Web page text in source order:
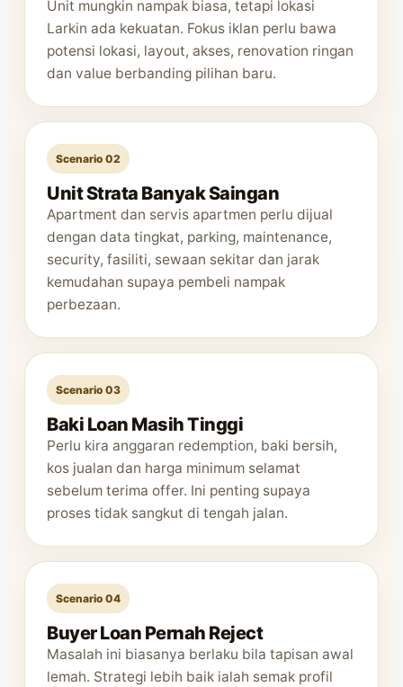
Unit mungkin nampak biasa, tetapi lokasi
Larkin ada kekuatan. Fokus iklan perlu bawa
potensi lokasi, layout, akses, renovation ringan
dan value berbanding pilihan baru.
Scenario 02
Unit Strata Banyak Saingan
Apartment dan servis apartmen perlu dijual
dengan data tingkat, parking, maintenance,
security, fasiliti, sewaan sekitar dan jarak
kemudahan supaya pembeli nampak
perbezaan.
Scenario 03
Baki Loan Masih Tinggi
Perlu kira anggaran redemption, baki bersih,
kos jualan dan harga minimum selamat
sebelum terima offer. Ini penting supaya
proses tidak sangkut di tengah jalan.
Scenario 04
Buyer Loan Pernah Reject
Masalah ini biasanya berlaku bila tapisan awal
lemah. Strategi lebih baik ialah semak profil